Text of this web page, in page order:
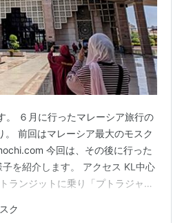
。 ６月に行ったマレーシア旅行の
前回はマレーシア最大のモスク
今回は、その後に行った
を紹介します。 アクセス KL中心
ランジットに乗り「プトラジャヤ
きました。 ブルーモスクからピ
ク